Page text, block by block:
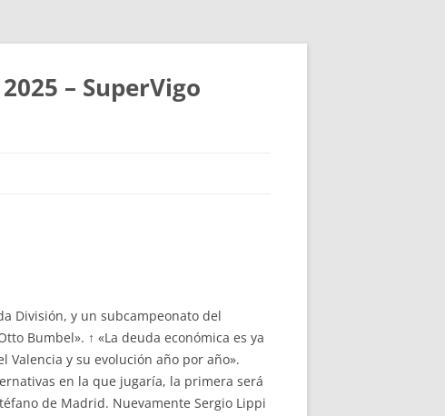
– SuperVigo
División, y un subcampeonato del
Bumbel». ↑ «La deuda económica es ya
Valencia y su evolución año por año».
en la que jugaría, la primera será
de Madrid. Nuevamente Sergio Lippi